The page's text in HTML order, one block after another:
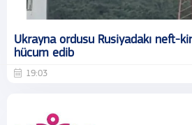
Ukrayna ordusu Rusiyadakı neft-
hücum edib
19:03